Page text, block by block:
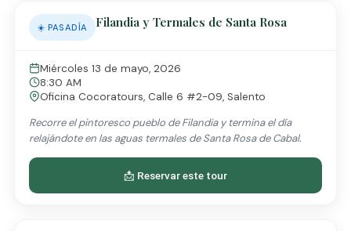
☀️ PASADÍA Filandia y Termales de Santa Rosa
Miércoles 13 de mayo, 2026
8:30 AM
Oficina Cocoratours, Calle 6 #2-09, Salento
Recorre el pintoresco pueblo de Filandia y termina el día
relajándote en las aguas termales de Santa Rosa de Cabal.
📩 Reservar este tour